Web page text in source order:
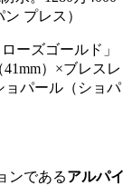
ーズゴールド」
）×ブレスレ
ョパール（ショパ
ンであるアルパイ